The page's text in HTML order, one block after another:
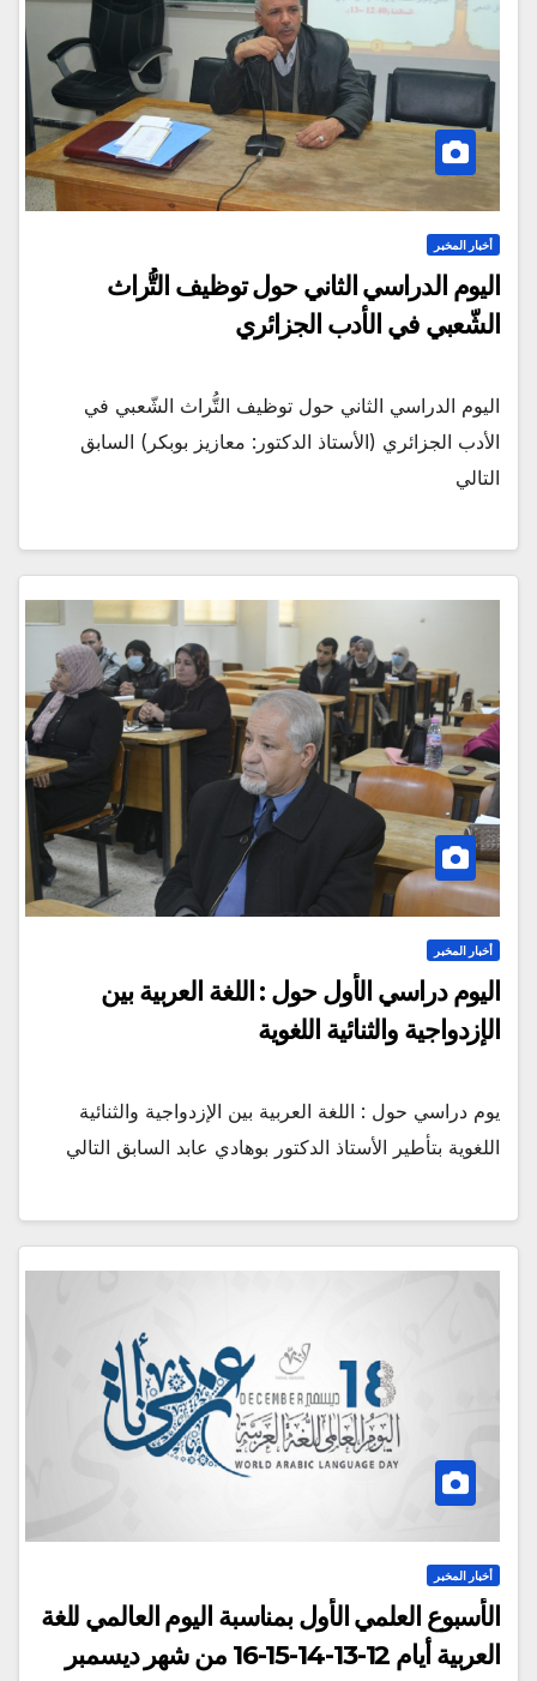
أخبار المخبر
اليوم الدراسي الثاني حول توظيف التُّراث
الشّعبي في الأدب الجزائري
اليوم الدراسي الثاني حول توظيف التُّراث الشّعبي في
الأدب الجزائري (الأستاذ الدكتور: معازيز بوبكر) السابق
التالي
أخبار المخبر
اليوم دراسي الأول حول : اللغة العربية بين
الإزدواجية والثنائية اللغوية
يوم دراسي حول : اللغة العربية بين الإزدواجية والثنائية
اللغوية بتأطير الأستاذ الدكتور بوهادي عابد السابق التالي
أخبار المخبر
الأسبوع العلمي الأول بمناسبة اليوم العالمي للغة
العربية أيام 12-13-14-15-16 من شهر ديسمبر